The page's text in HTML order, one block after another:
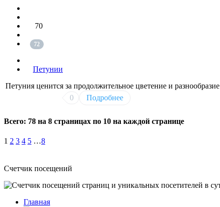
70
72
Петунии
Петуния ценится за продолжительное цветение и
0
Подробнее
Всего: 78 на 8 страницах по 10 на каждой странице
1 2 3 4 5 …8
Счетчик посещений
Главная